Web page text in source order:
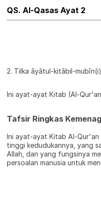
QS. Al-Qasas Ayat 2
2. Tilka āyātul-kitābil-
Ini ayat-ayat Kitab (Al-
Tafsir Ringkas Kemenag
Ini ayat-ayat Kitab Al-Qur'an
tinggi kedudukannya, yang
Allah, dan yang fungsinya
persoalan manusia untuk